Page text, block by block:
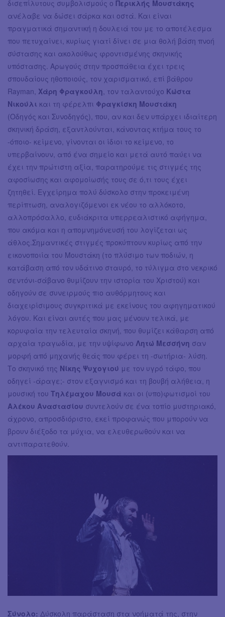
δισεπίλυτους συμβολισμούς ο Περικλής Μουστάκης
ανέλαβε να δώσει σάρκα και οστά. Και είναι
πραγματικά σημαντική η δουλειά του με το αποτέλεσμα
που πετυχαίνει, κυρίως γιατί δίνει σε μια θολή βάση πνοή
σύστασης και ακολούθως φροντισμένης σκηνικής
υπόστασης. Αρωγούς στην προσπάθεια έχει τρεις
σπουδαίους ηθοποιούς, τον χαρισματικό, επί βάθρου
Rayman, Χάρη Φραγκούλη , τον ταλαντούχο Κώστα
Νικούλι και τη φέρελπι Φραγκίσκη Μουστάκη
(Οδηγός και Συνοδηγός), που, αν και δεν υπάρχει ιδιαίτερη
σκηνική δράση, εξαντλούνται, κάνοντας κτήμα τους το
-όποιο- κείμενο, γίνονται οι ίδιοι το κείμενο, το
υπερβαίνουν, από ένα σημείο και μετά αυτό παύει να
έχει την πρώτιστη αξία, παρατηρούμε τις στιγμές της
αφοσίωσης και αφομοίωσής τους σε ό,τι τους έχει
ζητηθεί. Εγχείρημα πολύ δύσκολο στην προκειμένη
περίπτωση, αναλογιζόμενοι εκ νέου το αλλόκοτο,
αλλοπρόσαλλο, ευδιάκριτα υπερρεαλιστικό αφήγημα,
που ακόμα και η απομνημόνευσή του λογίζεται ως
άθλος.Σημαντικές στιγμές προκύπτουν κυρίως από την
εικονοποιία του Μουστάκη (το πλύσιμο των ποδιών, η
κατάβαση από τον υδάτινο σταυρό, το τύλιγμα στο νεκρικό
σεντόνι-σάβανο θυμίζουν την ιστορία του Χριστού) και
οδηγούν σε συνειρμούς πιο αυθόρμητους και
διαχειρίσιμους συγκριτικά με εκείνους του αφηγηματικού
λόγου. Και είναι αυτές που μας μένουν τελικά, με
κορυφαία την τελευταία σκηνή, που θυμίζει κάθαρση από
αρχαία τραγωδία, με την υψίφωνο Λητώ Μεσσήνη σαν
μορφή από μηχανής θεάς που φέρει τη -σωτήρια- λύση.
Το σκηνικό της Νίκης Ψυχογιού με τον υγρό τάφο, που
οδηγεί -άραγε;- στον εξαγνισμό και τη βουβή αλήθεια, η
μουσική του Τηλέμαχου Μουσά και οι (υπο)φωτισμοί του
Αλέκου Αναστασίου συντελούν σε ένα τοπίο μυστηριακό,
άχρονο, απροσδιόριστο, εκεί προφανώς που μπορούν να
βρουν διέξοδο τα μύχια, να ελευθερωθούν και να
αντιπαρατεθούν.
Σύνολο: Δύσκολη παράσταση στα νοήματά της, στην